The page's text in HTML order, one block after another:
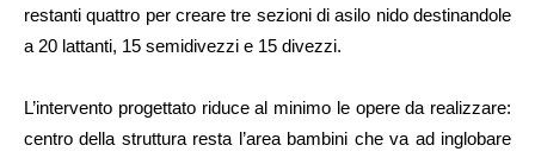
restanti quattro per creare tre sezioni di asilo nido destinandole
a 20 lattanti, 15 semidivezzi e 15 divezzi.
L’intervento progettato riduce al minimo le opere da realizzare:
centro della struttura resta l’area bambini che va ad inglobare